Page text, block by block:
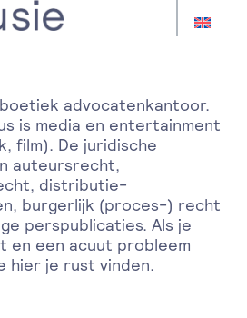
advocatenkantoor.
is media en entertainment
film). De juridische
auteursrecht,
distributie-
burgerlijk (proces-) recht
perspublicaties. Als je
en een acuut probleem
hier je rust vinden.